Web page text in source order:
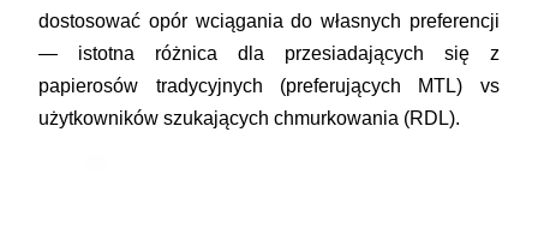
dostosować opór wciągania do własnych preferencji
— istotna różnica dla przesiadających się z
papierosów tradycyjnych (preferujących MTL) vs
użytkowników szukających chmurkowania (RDL).